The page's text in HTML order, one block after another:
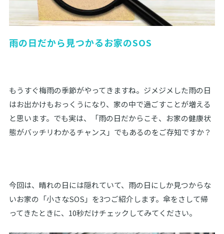
雨の日だから見つかるお家のSOS
もうすぐ梅雨の季節がやってきますね。ジメジメした雨の日
はお出かけもおっくうになり、家の中で過ごすことが増える
と思います。でも実は、「雨の日だからこそ、お家の健康状
態がバッチリわかるチャンス」でもあるのをご存知ですか？
今回は、晴れの日には隠れていて、雨の日にしか見つからな
いお家の「小さなSOS」を3つご紹介します。傘をさして帰
ってきたときに、10秒だけチェックしてみてください。